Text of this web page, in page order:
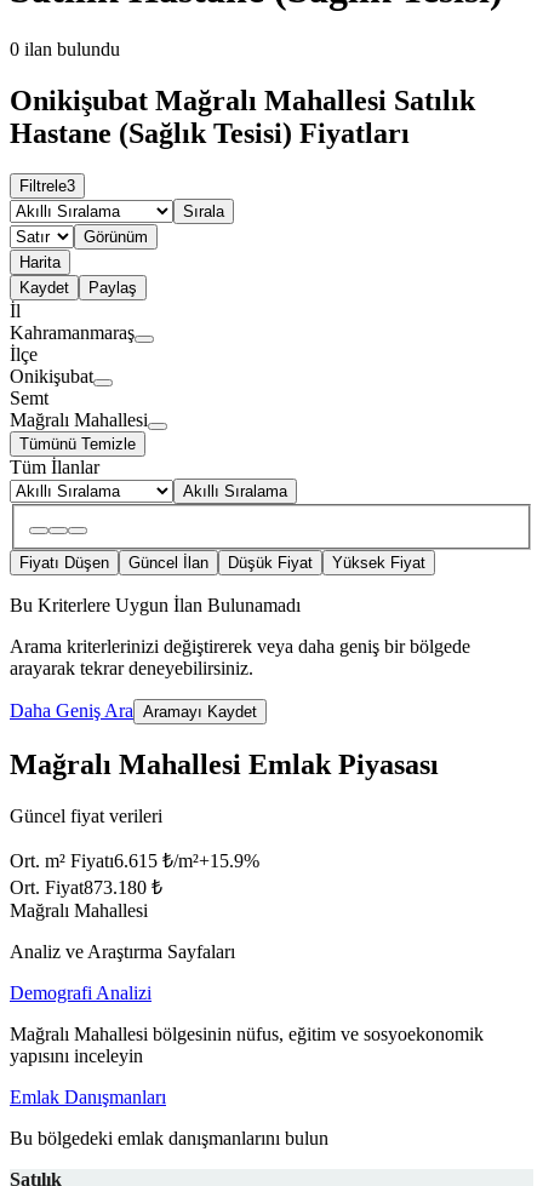
0 ilan bulundu
Onikişubat Mağralı Mahallesi Satılık
Hastane (Sağlık Tesisi) Fiyatları
Filtrele3
Sırala
Görünüm
Harita
Kaydet
Paylaş
İl
Kahramanmaraş
İlçe
Onikişubat
Semt
Mağralı Mahallesi
Tümünü Temizle
Tüm İlanlar
Akıllı Sıralama
Fiyatı Düşen Güncel İlan Düşük Fiyat Yüksek Fiyat
Bu Kriterlere Uygun İlan Bulunamadı
Arama kriterlerinizi değiştirerek veya daha geniş bir bölgede
arayarak tekrar deneyebilirsiniz.
Daha Geniş Ara Aramayı Kaydet
Mağralı Mahallesi Emlak Piyasası
Güncel fiyat verileri
Ort. m² Fiyatı6.615 ₺/m²+15.9%
Ort. Fiyat873.180 ₺
Mağralı Mahallesi
Analiz ve Araştırma Sayfaları
Demografi Analizi
Mağralı Mahallesi bölgesinin nüfus, eğitim ve sosyoekonomik
yapısını inceleyin
Emlak Danışmanları
Bu bölgedeki emlak danışmanlarını bulun
Satılık